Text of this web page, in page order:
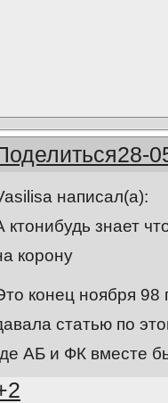
28-
написал(а):
ктонибудь знает
корону
конец ноября 98
статью по
АБ и ФК вместе